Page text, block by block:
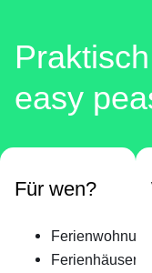
easy
Für wen?
Ferienhäuser